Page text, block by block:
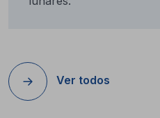
Ver todos